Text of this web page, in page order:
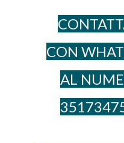
CON
AL